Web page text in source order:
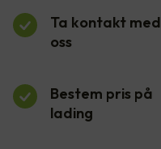
Ta kontakt med
oss
Bestem pris på
lading